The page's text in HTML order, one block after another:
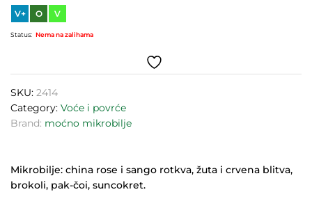
V+ O V
Status: Nema na zalihama
SKU: 2414
Category: Voće i povrće
Brand: moćno mikrobilje
Mikrobilje: china rose i sango rotkva, žuta i crvena blitva,
brokoli, pak-čoi, suncokret.